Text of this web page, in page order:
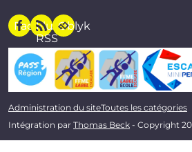
Facebook
Flux
RSS
Oblyk
Administration du siteToutes les catégories
Intégration par Thomas Beck - Copyright